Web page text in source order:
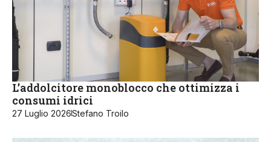
L’addolcitore monoblocco che ottimizza i
consumi idrici
27 Luglio 2026Stefano Troilo